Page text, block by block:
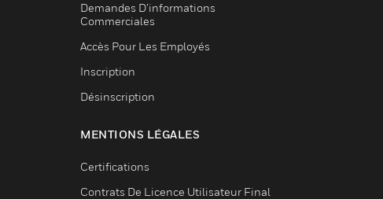
Demandes D’informations
Commerciales
Accès Pour Les Employés
Inscription
Désinscription
MENTIONS LÉGALES
Certifications
Contrats De Licence Utilisateur Final